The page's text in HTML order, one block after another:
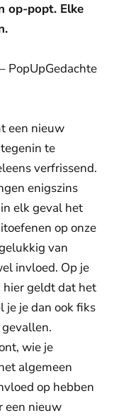
op-popt. Elke
PopUpGedachte
een nieuw
te
verfrissend.
enigszins
elk geval het
op onze
van
invloed. Op je
hier geldt dat het
je je dan ook fiks
wie je
algemeen
op hebben
een nieuw